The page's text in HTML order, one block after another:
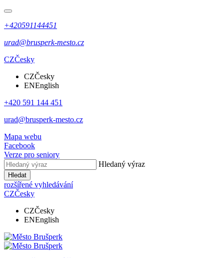
+420591144451
urad@brusperk-mesto.cz
CZČesky
CZČesky
ENEnglish
+420 591 144 451
urad@brusperk-mesto.cz
Mapa webu
Facebook
Verze pro seniory
Hledaný výraz
Hledat
rozšířené vyhledávání
CZČesky
CZČesky
ENEnglish